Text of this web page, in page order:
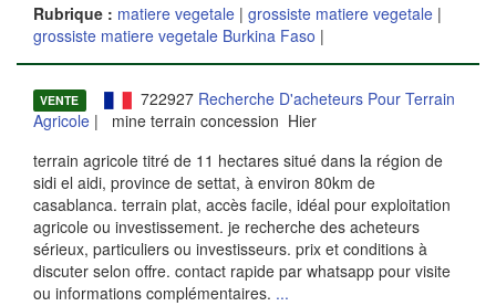
Rubrique : matiere vegetale | grossiste matiere vegetale |
grossiste matiere vegetale Burkina Faso |
VENTE 722927 Recherche D'acheteurs Pour Terrain
Agricole | mine terrain concession Hier
terrain agricole titré de 11 hectares situé dans la région de
sidi el aidi, province de settat, à environ 80km de
casablanca. terrain plat, accès facile, idéal pour exploitation
agricole ou investissement. je recherche des acheteurs
sérieux, particuliers ou investisseurs. prix et conditions à
discuter selon offre. contact rapide par whatsapp pour visite
ou informations complémentaires. ...